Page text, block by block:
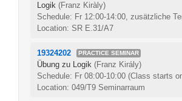
Logik (Franz Kiràly)
Schedule: Fr 12:00-14:00, zusätzliche
Location: SR E.31/A7
19324202 PRACTICE SEMINAR
Übung zu Logik (Franz Király)
Schedule: Fr 08:00-10:00 (Class starts
Location: 049/T9 Seminarraum